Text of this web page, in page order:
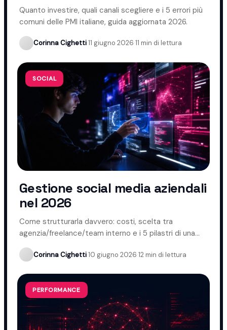
Quanto investire, quali canali scegliere e i 5 errori più
comuni delle PMI italiane, guida aggiornata 2026.
Corinna Cighetti·11 giugno 2026·11 min di lettura
SOCIAL
Gestione social media aziendali
nel 2026
Come strutturarla davvero: costi, scelta tra
agenzia/freelance/team interno e i 5 pilastri di una
gestione che funziona.
Corinna Cighetti·10 giugno 2026·12 min di lettura
PERFORMANCE